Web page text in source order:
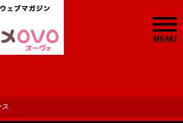
MENU
ス